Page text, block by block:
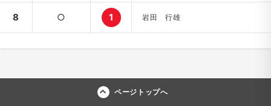
8 ○ 1 岩田 行雄
ページトップへ